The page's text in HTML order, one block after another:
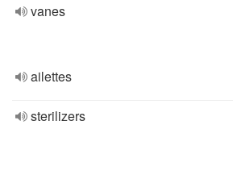
vanes
ailettes
sterilizers